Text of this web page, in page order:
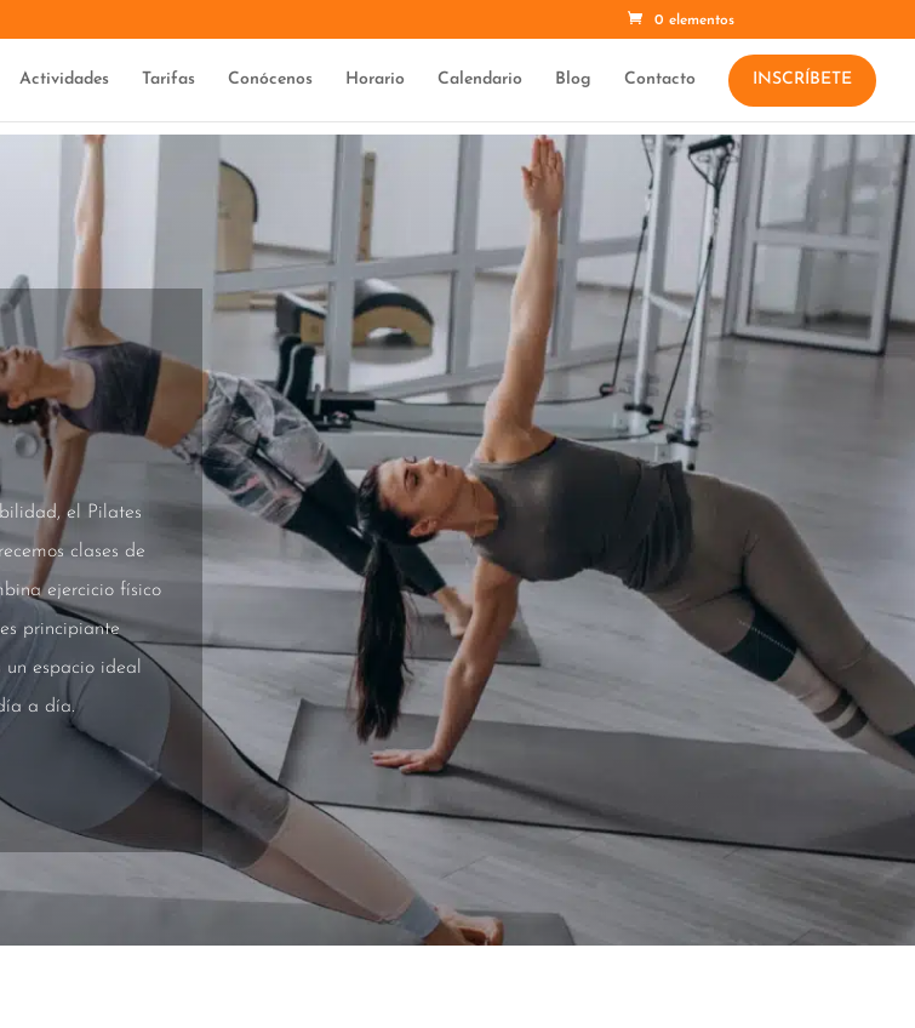
0 elementos
Actividades Tarifas Conócenos Horario Calendario Blog Contacto INSCRÍBETE
el Pilates
clases de
ejercicio físico
principiante
un espacio ideal
a día.